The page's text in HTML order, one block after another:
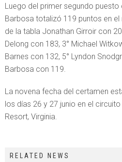
Luego del primer segundo puesto
Barbosa totalizó 119 puntos en el
de la tabla Jonathan Girroir con
Delong con 183, 3° Michael
Barnes con 132, 5° Lyndon
Barbosa con 119.
La novena fecha del certamen
los días 26 y 27 junio en el
Resort, Virginia.
RELATED NEWS